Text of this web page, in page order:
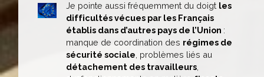
Je pointe aussi fréquemment du doigt les
difficultés vécues par les Français
établis dans d’autres pays de l’Union :
manque de coordination des régimes de
sécurité sociale , problèmes liés au
détachement des travailleurs